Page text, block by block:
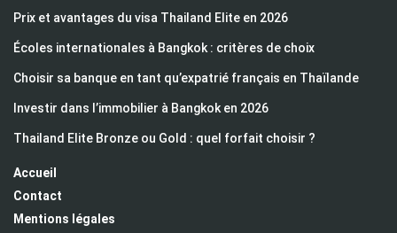
Prix et avantages du visa Thailand Elite en 2026
Écoles internationales à Bangkok : critères de choix
Choisir sa banque en tant qu’expatrié français en Thaïlande
Investir dans l’immobilier à Bangkok en 2026
Thailand Elite Bronze ou Gold : quel forfait choisir ?
Accueil
Contact
Mentions légales